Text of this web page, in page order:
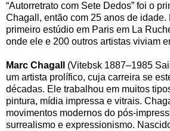
“Autorretrato com Sete Dedos” foi o
Chagall, então com 25 anos de idade.
primeiro estúdio em Paris em La
onde ele e 200 outros artistas viviam
Marc Chagall
(Vitebsk 1887–1985
um artista prolífico, cuja carreira se
décadas. Ele trabalhou em muitos
pintura, mídia impressa e vitrais.
movimentos modernos do pós-
surrealismo e expressionismo.